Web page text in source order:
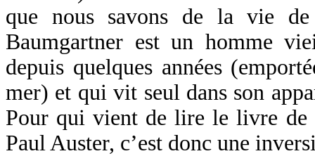
que nous savons de la vie
Baumgartner est un homme
depuis quelques années
mer) et qui vit seul dans son
Pour qui vient de lire le livre
Paul Auster, c’est donc une